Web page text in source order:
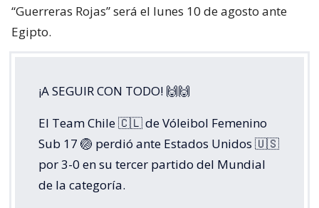
“Guerreras Rojas” será el lunes 10 de agosto ante
Egipto.
¡A SEGUIR CON TODO! 🙌🙌
El Team Chile 🇨🇱 de Vóleibol Femenino
Sub 17 🏐 perdió ante Estados Unidos 🇺🇸
por 3-0 en su tercer partido del Mundial
de la categoría.